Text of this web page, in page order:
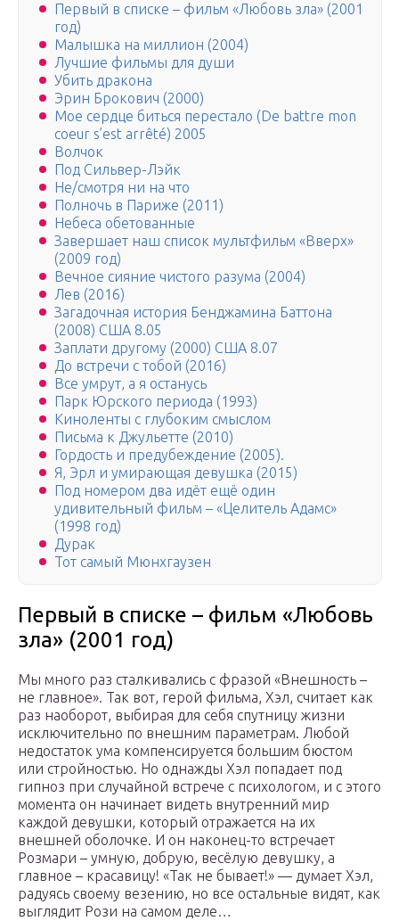
Первый в списке – фильм «Любовь зла» (2001
год)
Малышка на миллион (2004)
Лучшие фильмы для души
Убить дракона
Эрин Брокович (2000)
Мое сердце биться перестало (De battre mon
coeur s’est arrêté) 2005
Волчок
Под Сильвер-Лэйк
Не/смотря ни на что
Полночь в Париже (2011)
Небеса обетованные
Завершает наш список мультфильм «Вверх»
(2009 год)
Вечное сияние чистого разума (2004)
Лев (2016)
Загадочная история Бенджамина Баттона
(2008) США 8.05
Заплати другому (2000) США 8.07
До встречи с тобой (2016)
Все умрут, а я останусь
Парк Юрского периода (1993)
Киноленты с глубоким смыслом
Письма к Джульетте (2010)
Гордость и предубеждение (2005).
Я, Эрл и умирающая девушка (2015)
Под номером два идёт ещё один
удивительный фильм – «Целитель Адамс»
(1998 год)
Дурак
Тот самый Мюнхгаузен
Первый в списке – фильм «Любовь
зла» (2001 год)
Мы много раз сталкивались с фразой «Внешность –
не главное». Так вот, герой фильма, Хэл, считает как
раз наоборот, выбирая для себя спутницу жизни
исключительно по внешним параметрам. Любой
недостаток ума компенсируется большим бюстом
или стройностью. Но однажды Хэл попадает под
гипноз при случайной встрече с психологом, и с этого
момента он начинает видеть внутренний мир
каждой девушки, который отражается на их
внешней оболочке. И он наконец-то встречает
Розмари – умную, добрую, весёлую девушку, а
главное – красавицу! «Так не бывает!» — думает Хэл,
радуясь своему везению, но все остальные видят, как
выглядит Рози на самом деле…